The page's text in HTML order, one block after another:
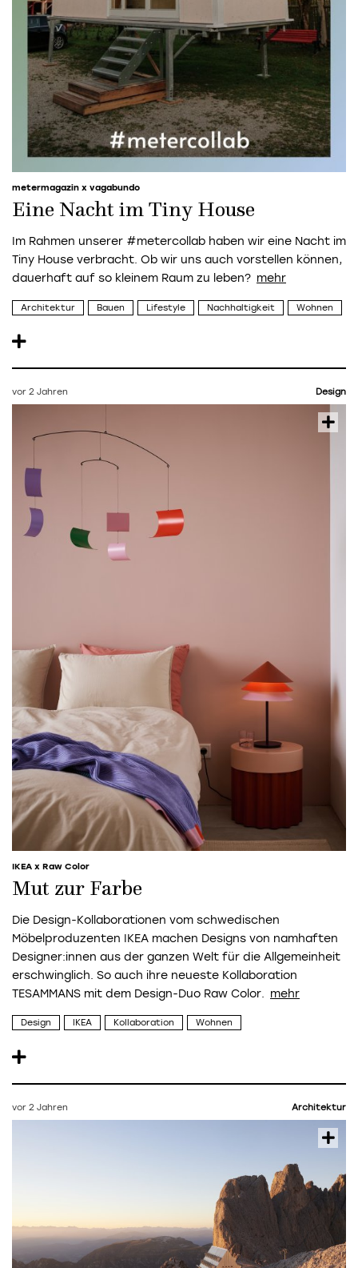
metermagazin x vagabundo
Eine Nacht im Tiny House
Im Rahmen unserer #metercollab haben wir eine Nacht im
Tiny House verbracht. Ob wir uns auch vorstellen können,
dauerhaft auf so kleinem Raum zu leben?
Architektur Bauen Lifestyle Nachhaltigkeit Wohnen
vor 2 Jahren Design
IKEA x Raw Color
Mut zur Farbe
Die Design-Kollaborationen vom schwedischen
Möbelproduzenten IKEA machen Designs von namhaften
Designer:innen aus der ganzen Welt für die Allgemeinheit
erschwinglich. So auch ihre neueste Kollaboration
TESAMMANS mit dem Design-Duo Raw Color.
Design IKEA Kollaboration Wohnen
vor 2 Jahren Architektur